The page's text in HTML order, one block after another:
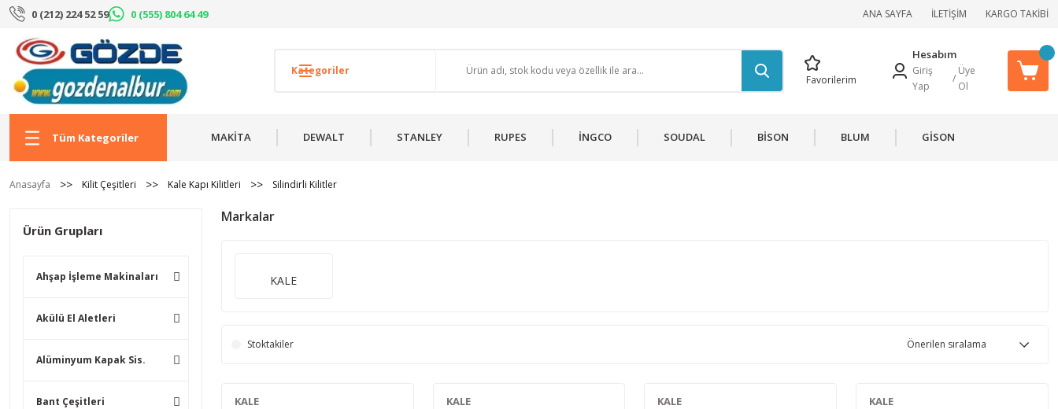
0 (212) 224 52 59 0 (555) 804 64 49 ANA SAYFA İLETİŞİM KARGO TAKİBİ
Favorilerim
Hesabım
Giriş
Yap
/
Üye
Ol
Tüm Kategoriler MAKİTA DEWALT STANLEY RUPES İNGCO SOUDAL BİSON BLUM GİSON
Anasayfa Kilit Çeşitleri Kale Kapı Kilitleri Silindirli Kilitler
Ürün Grupları
Ahşap İşleme Makinaları
Akülü El Aletleri
Alüminyum Kapak Sis.
Bant Çeşitleri
Markalar
KALE
Stoktakiler
KALE
KALE
KALE
KALE